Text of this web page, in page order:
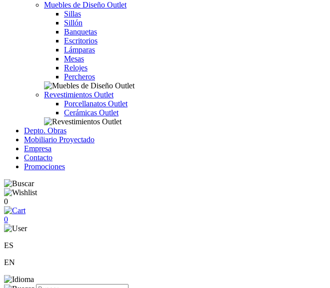
Muebles de Diseño Outlet
Sillas
Sillón
Banquetas
Escritorios
Lámparas
Mesas
Relojes
Percheros
Revestimientos Outlet
Porcellanatos Outlet
Cerámicas Outlet
Depto. Obras
Mobiliario Proyectado
Empresa
Contacto
Promociones
0
0
ES
EN